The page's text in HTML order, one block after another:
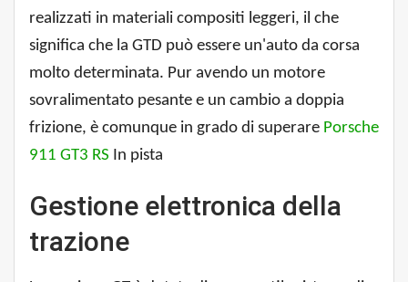
realizzati in materiali compositi leggeri, il che
significa che la GTD può essere un'auto da corsa
molto determinata. Pur avendo un motore
sovralimentato pesante e un cambio a doppia
frizione, è comunque in grado di superare Porsche
911 GT3 RS In pista
Gestione elettronica della
trazione